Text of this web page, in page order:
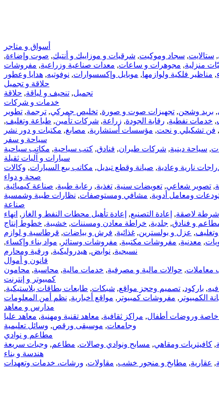
أسواق و متاجر
, ستالايت, سجاد وموكيت, شرقيات و موزاييك و أنتيك, صوت وإضاءة,
منزلية, مجوهرات‏ و ساعات, معدات صناعية وزراعية, مفروشات
, مناظير فلكية ولوازمها, موبايل وإكسسوارات, نوفوتيه, هدايا وعطور
حلاقة و تجميل
تجميل, تنحيف و لياقة, حلاقة
خدمات و شركات
, بريد وشحن, تجهيزات صوت و صورة, تخليص جمركي, ترجمة, تطوير
, خدمات نفطية, رقابة الجودة, زراعة, شركات تأمين, طباعة وتغليف,
, فن تشكيلي و نحت, مؤسسات أستشارية, مصابغ, مكتبات و دور نشر
سياحة و سفر
, سياحة دينية, شركات طيران, فنادق, كتب سياحية, مكاتب سياحية
سيارات و آليات ثقيلة
نارية وعادية, صيانة وقطع تبديل, مكاتب بيع السيارات, وكالات
صحة و دواء
, تصوير شعاعي, تعويضات سنية, تغذية, رعاية طبية, صناعة كيميائية,
ومعامل أدوية, مشافي ومستوصفات, نظارات طبية وشمسية
صناعة
لاصقة, إعادة التصنيع, إعادة تأهيل محطات النفط و الغاز , انهاء
و فنادق, جلدية, خراطة معادن ومسننات, خشبية, خطوط إنتاج
, عزل و بولسترين, غذائية, فرش و بياضات, قرطاسية و لوازم
, معدنية, مفروشات مكتبية, مفروشات وستائر , مواد بناء وإكساء,
نسيجية, نوابض, هيدروليكية, ورقية ومحارم
قانون و أموال
معاملات, حوالات مالية و مصرفية, خدمات مالية, محاسبة, محامون
كمبيوتر و إنترنت
, باركود, تصميم وحجز مواقع, شبكات, طابعات بطاقات بلاستيكية,
الكمبيوتر , مفروشات كمبيوتر , مواقع أخبارية, نظم أمن المعلومات
مدارس و معاهد
وروضات أطفال, مراكز ثقافية, معاهد تقنية ومهنية, معاهد عليا
وجامعات, موسيقى ورقص, وسائل تعليمية
مطاعم و نوادي
, كافيتريات ومقاهي, مسابح ونوادي وصالات, مطاعم, وجبات سريعة
هندسة و بناء
, عقارية, مطابخ و منجور خشب, مقاولات, ورشات، خدمات وتعهدات